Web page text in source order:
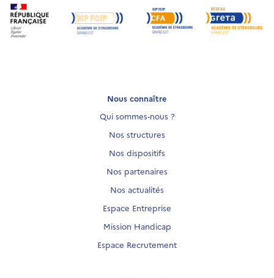
Nous connaître
Qui sommes-nous ?
Nos structures
Nos dispositifs
Nos partenaires
Nos actualités
Espace Entreprise
Mission Handicap
Espace Recrutement